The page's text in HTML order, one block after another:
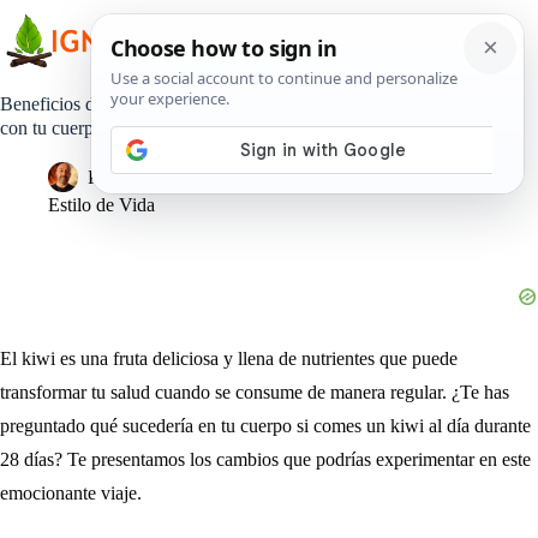
contenido
Beneficios de consumir un kiwi al día por 28 días: ¿Qué pasa
con tu cuerpo día a día?
Pedro Lisperguer
24 diciembre, 2024
Estilo de Vida
El kiwi es una fruta deliciosa y llena de nutrientes que puede
transformar tu salud cuando se consume de manera regular. ¿Te has
preguntado qué sucedería en tu cuerpo si comes un kiwi al día durante
28 días? Te presentamos los cambios que podrías experimentar en este
emocionante viaje.